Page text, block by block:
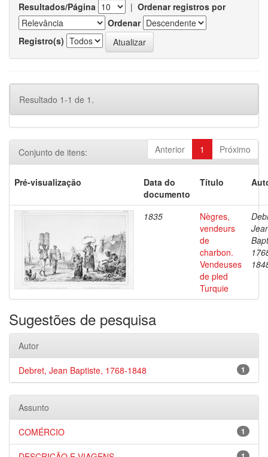
Resultados/Página | Ordenar registros por
Ordenar
Registro(s)
Resultado 1-1 de 1.
Anterior 1 Próximo
Conjunto de itens:
Pré-visualização
Data do
documento
Título
1835
Nègres,
vendeurs
de
charbon.
Vendeuses
de pled
Turquie
Sugestões de pesquisa
Autor
1
Debret, Jean Baptiste, 1768-1848
Assunto
1
COMÉRCIO